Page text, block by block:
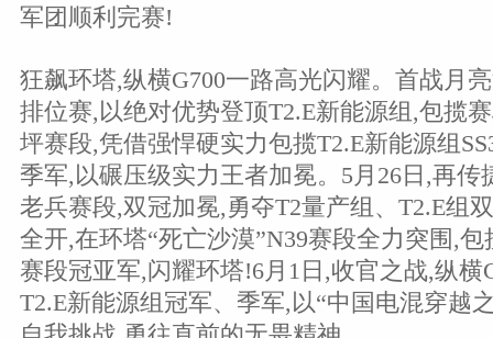
军团顺利完赛!
狂飙环塔,纵横G700一路高光闪耀。首战月
排位赛,以绝对优势登顶T2.E新能源组,包揽
坪赛段,凭借强悍硬实力包揽T2.E新能源组
季军,以碾压级实力王者加冕。5月26日,再传
老兵赛段,双冠加冕,勇夺T2量产组、T2.E组
全开,在环塔“死亡沙漠”N39赛段全力突围,包
赛段冠亚军,闪耀环塔!6月1日,收官之战,纵横
T2.E新能源组冠军、季军,以“中国电混穿越